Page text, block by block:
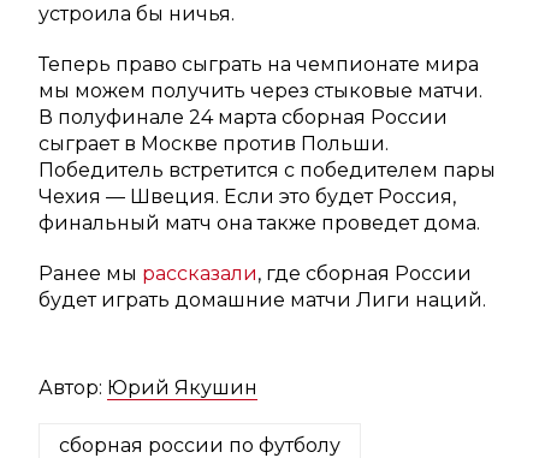
устроила бы ничья.
Теперь право сыграть на чемпионате мира
мы можем получить через стыковые матчи.
В полуфинале 24 марта сборная России
сыграет в Москве против Польши.
Победитель встретится с победителем пары
Чехия — Швеция. Если это будет Россия,
финальный матч она также проведет дома.
Ранее мы рассказали, где сборная России
будет играть домашние матчи Лиги наций.
Автор: Юрий Якушин
сборная россии по футболу